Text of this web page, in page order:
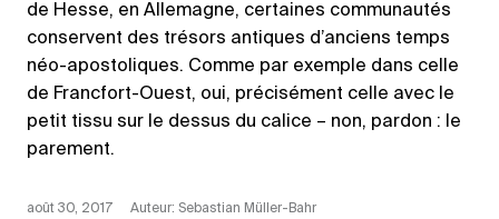
de Hesse, en Allemagne, certaines communautés
conservent des trésors antiques d’anciens temps
néo-apostoliques. Comme par exemple dans celle
de Francfort-Ouest, oui, précisément celle avec le
petit tissu sur le dessus du calice – non, pardon : le
parement.
août 30, 2017
Auteur: Sebastian Müller-Bahr